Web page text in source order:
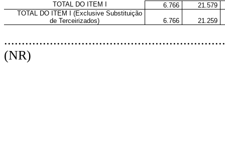
TOTAL DO ITEM I
6.766
21.579
TOTAL DO ITEM I (Exclusive Substituição
de Terceirizados)
6.766 21.259
(NR)